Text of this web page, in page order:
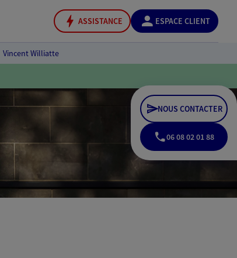
ASSISTANCE ESPACE CLIENT
Vincent Williatte
NOUS CONTACTER
06 08 02 01 88